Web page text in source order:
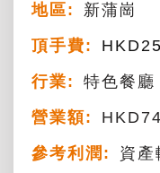
地區:
新蒲崗
頂手費:
HKD
行業:
特色餐廳
營業額:
參考利潤:
資產